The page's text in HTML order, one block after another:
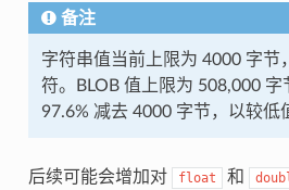
备注
字符串值当前上限为 4000 字节
符。BLOB 值上限为 508,000 字
97.6% 减去 4000 字节，以较低
后续可能会增加对 float 和